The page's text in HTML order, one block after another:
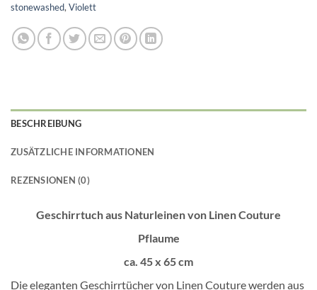
stonewashed, Violett
BESCHREIBUNG
ZUSÄTZLICHE INFORMATIONEN
REZENSIONEN (0)
Geschirrtuch aus Naturleinen von Linen Couture
Pflaume
ca. 45 x 65 cm
Die eleganten Geschirrtücher von Linen Couture werden aus